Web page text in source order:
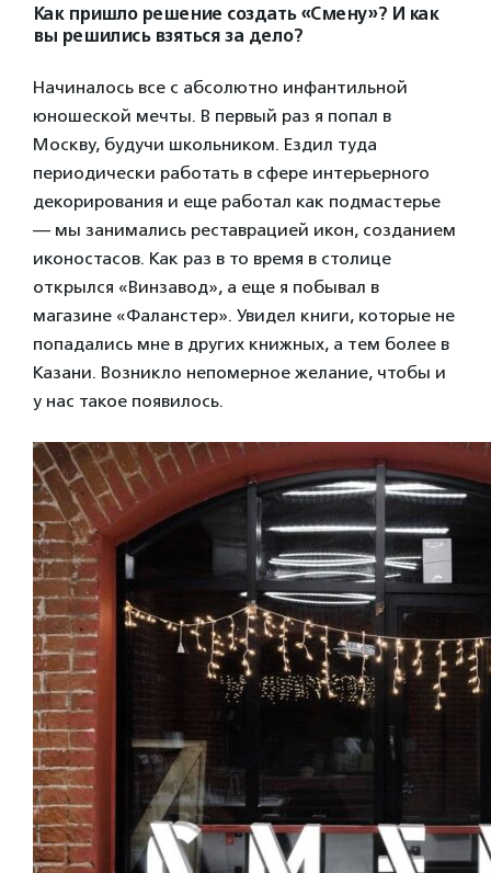
Как пришло решение создать «Смену»? И как
вы решились взяться за дело?
Начиналось все с абсолютно инфантильной
юношеской мечты. В первый раз я попал в
Москву, будучи школьником. Ездил туда
периодически работать в сфере интерьерного
декорирования и еще работал как подмастерье
— мы занимались реставрацией икон, созданием
иконостасов. Как раз в то время в столице
открылся «Винзавод», а еще я побывал в
магазине «Фаланстер». Увидел книги, которые не
попадались мне в других книжных, а тем более в
Казани. Возникло непомерное желание, чтобы и
у нас такое появилось.